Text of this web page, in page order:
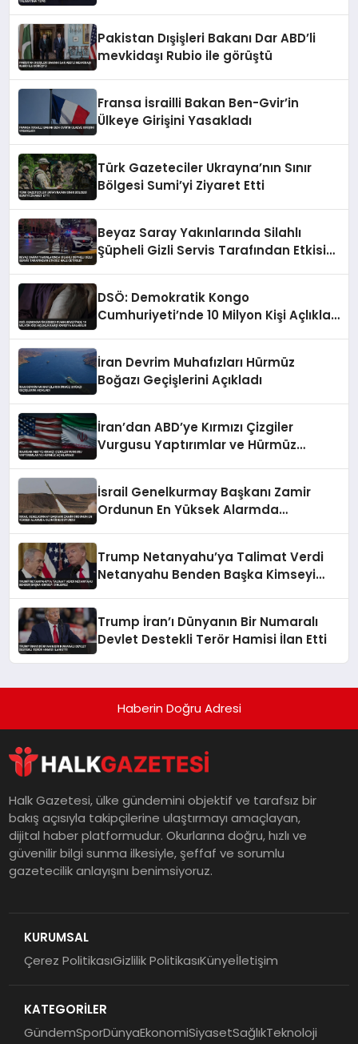
Pakistan Dışişleri Bakanı Dar ABD’li
mevkidaşı Rubio ile görüştü
Fransa İsrailli Bakan Ben-Gvir’in
Ülkeye Girişini Yasakladı
Türk Gazeteciler Ukrayna’nın Sınır
Bölgesi Sumi’yi Ziyaret Etti
Beyaz Saray Yakınlarında Silahlı
Şüpheli Gizli Servis Tarafından Etkisiz
DSÖ: Demokratik Kongo
Cumhuriyeti’nde 10 Milyon Kişi Açlıkla
İran Devrim Muhafızları Hürmüz
Boğazı Geçişlerini Açıkladı
İran’dan ABD’ye Kırmızı Çizgiler
Vurgusu Yaptırımlar ve Hürmüz
İsrail Genelkurmay Başkanı Zamir
Ordunun En Yüksek Alarmda
Trump Netanyahu’ya Talimat Verdi
Netanyahu Benden Başka Kimseyi
Trump İran’ı Dünyanın Bir Numaralı
Devlet Destekli Terör Hamisi İlan Etti
Haberin Doğru Adresi
Halk Gazetesi, ülke gündemini objektif ve tarafsız bir
bakış açısıyla takipçilerine ulaştırmayı amaçlayan,
dijital haber platformudur. Okurlarına doğru, hızlı ve
güvenilir bilgi sunma ilkesiyle, şeffaf ve sorumlu
gazetecilik anlayışını benimsiyoruz.
KURUMSAL
Çerez PolitikasıGizlilik PolitikasıKünyeİletişim
KATEGORİLER
GündemSporDünyaEkonomiSiyasetSağlıkTeknoloji